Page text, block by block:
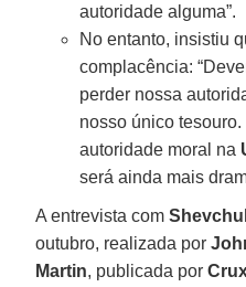
autoridade alguma”.
No entanto, insistiu
complacência:
perder nossa
nosso único
autoridade moral na
será ainda mais
A entrevista com
outubro, realizada por
Martin, publicada por